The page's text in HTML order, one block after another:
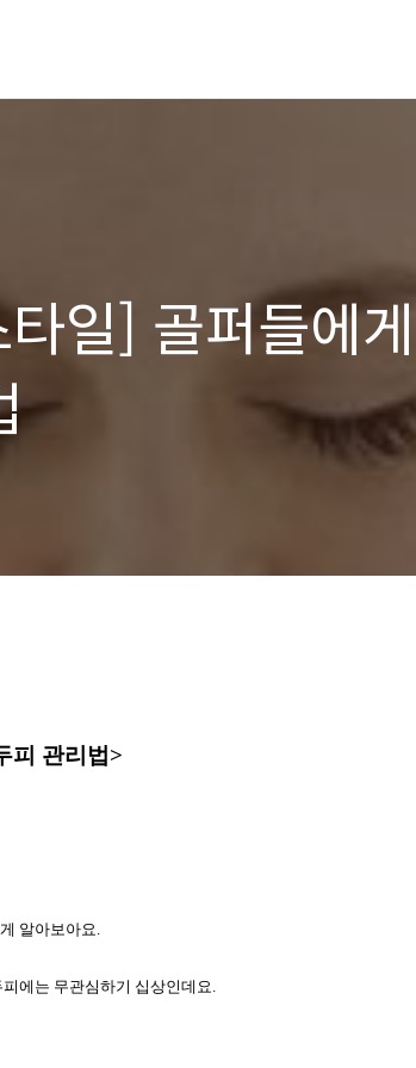
일] 골퍼들에게
피 관리법 >
알아보아요.
에는 무관심하기 십상인데요.